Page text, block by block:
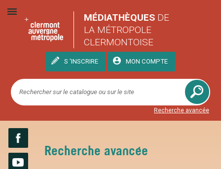
MÉDIATHÈQUES DE
LA MÉTROPOLE
CLERMONTOISE
S 'INSCRIRE MON COMPTE
Recherche avancée
Recherche avancée
Facebook